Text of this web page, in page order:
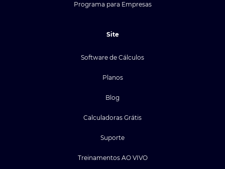
Programa para Empresas
Site
Software de Cálculos
Planos
Blog
Calculadoras Grátis
Suporte
Treinamentos AO VIVO